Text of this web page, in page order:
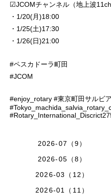
☑︎JCOMチャンネル（地上波11ch
・1/20(月)18:00
・1/25(土)17:30
・1/26(日)21:00
#ペスカドーラ町田
#JCOM
#enjoy_rotary #東京町田サルビ
2026-07（9）
2026-05（8）
2026-03（12）
2026-01（11）